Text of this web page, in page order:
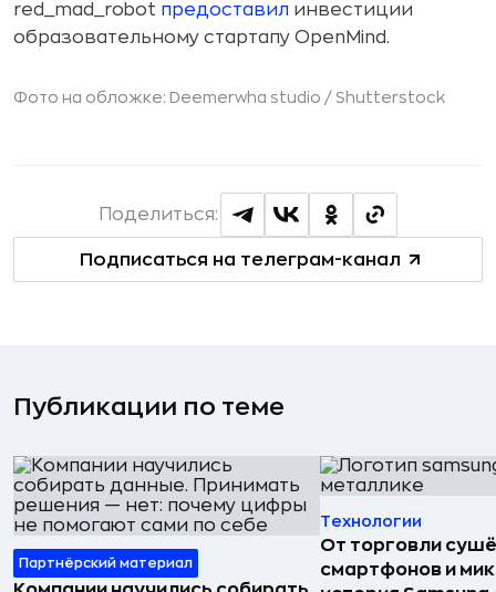
red_mad_robot предоставил инвестиции
образовательному стартапу OpenMind.
Фото на обложке: Deemerwha studio / Shutterstock
Подписаться на телеграм-канал
Поделиться:
Публикации по теме
Партнёрский материал
Технологии
От торговли
смартфонов и